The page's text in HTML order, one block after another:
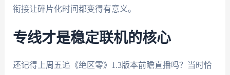
衔接让碎片化时间都变得有意义。
专线才是稳定联机的核心
还记得上周五追《绝区零》1.3版本前瞻直播吗？当时恰